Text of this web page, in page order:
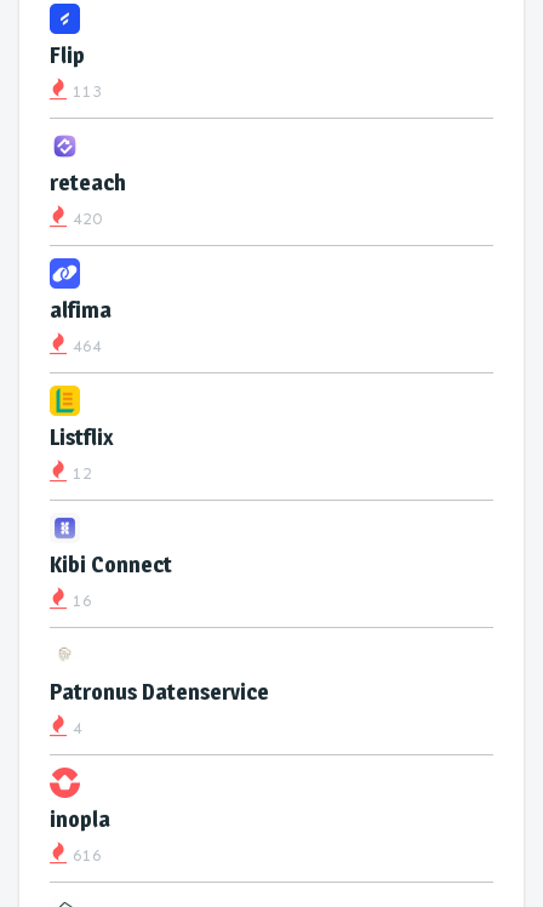
Flip
113
reteach
420
alfima
464
Listflix
12
Kibi Connect
16
Patronus Datenservice
4
inopla
616